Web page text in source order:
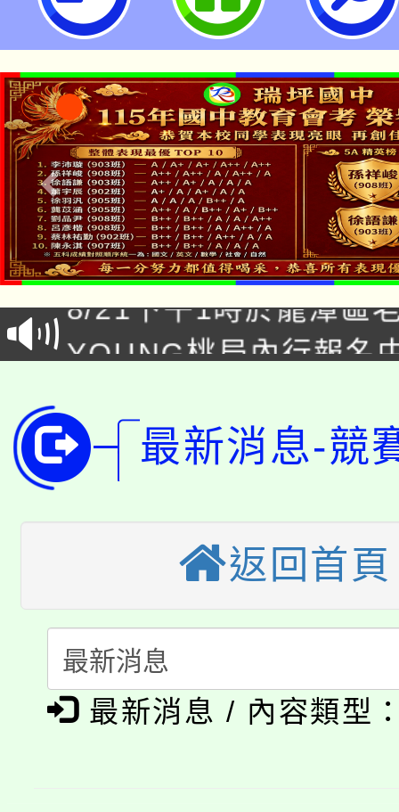
案，請鼓勵所屬踴躍報名參加，請
瑞坪國民中學
「本色祭」8/29、30在
場熱烈登場!
8/21下午1時於龍潭區
徵才活動。
YOUNG桃局內行報名
開!
115年桃園市運動會8/
田徑場及游泳池舉行。
桃園市低收入戶享有免
視費優惠，中低收入戶
半價優惠，詳情可洽有
者。
大園自造教育及科技中
份教師增能研習
大溪自造教育及科技
份教師研習
淨零綠生活教案入校路
會
115年食農教育專業人
程
「本色祭」8/29、30在
最新消息-競
返回首頁
最新消息 / 內容類型